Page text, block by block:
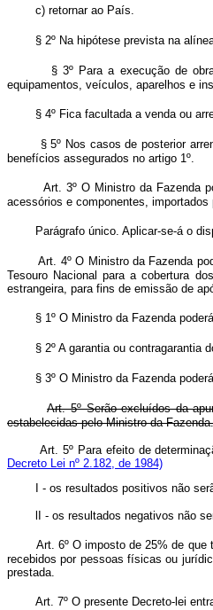
c) retornar ao País.
§ 2º Na hipótese prevista na
§ 3º Para a execução de
equipamentos, veículos, aparelhos e
§ 4º Fica facultada a venda ou
§ 5º Nos casos de posterior
benefícios assegurados no artigo 1º.
Art. 3º O Ministro da Fazenda
acessórios e componentes,
Parágrafo único. Aplicar-se-á o
Art. 4º O Ministro da Fazenda
Tesouro Nacional para a cobertura
estrangeira, para fins de emissão de
§ 1º O Ministro da Fazenda
§ 2º A garantia ou contragarantia
§ 3º O Ministro da Fazenda
Art. 5º Serão excluídos da
estabelecidas pelo Ministro da Fazenda.
Art. 5º Para efeito de
Decreto Lei nº 2.182, de 1984)
I - os resultados positivos não serão
lI - os resultados negativos não
Art. 6º O imposto de 25% de que
recebidos por pessoas físicas ou
prestada.
Art. 7º O presente Decreto-lei